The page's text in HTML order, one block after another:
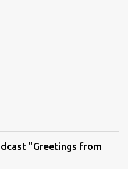
"Greetings from